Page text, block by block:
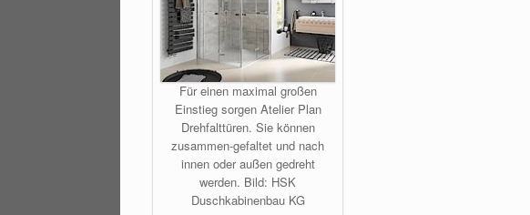
Für einen maximal großen
Einstieg sorgen Atelier Plan
Drehfalttüren. Sie können
zusammen-gefaltet und nach
innen oder außen gedreht
werden. Bild: HSK
Duschkabinenbau KG